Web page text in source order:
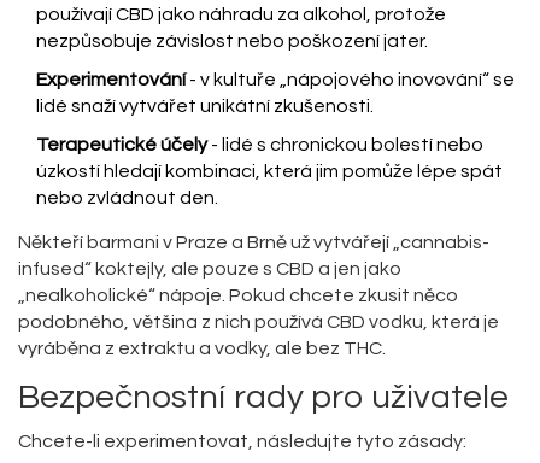
používají CBD jako náhradu za alkohol, protože
nezpůsobuje závislost nebo poškození jater.
Experimentování- v kultuře „nápojového inovování“ se
lidé snaží vytvářet unikátní zkušenosti.
Terapeutické účely- lidé s chronickou bolestí nebo
úzkostí hledají kombinaci, která jim pomůže lépe spát
nebo zvládnout den.
Někteří barmani v Praze a Brně už vytvářejí „cannabis-
infused“ koktejly, ale pouze s CBD a jen jako
„nealkoholické“ nápoje. Pokud chcete zkusit něco
podobného, většina z nich používá CBD vodku, která je
vyráběna z extraktu a vodky, ale bez THC.
Bezpečnostní rady pro uživatele
Chcete-li experimentovat, následujte tyto zásady: